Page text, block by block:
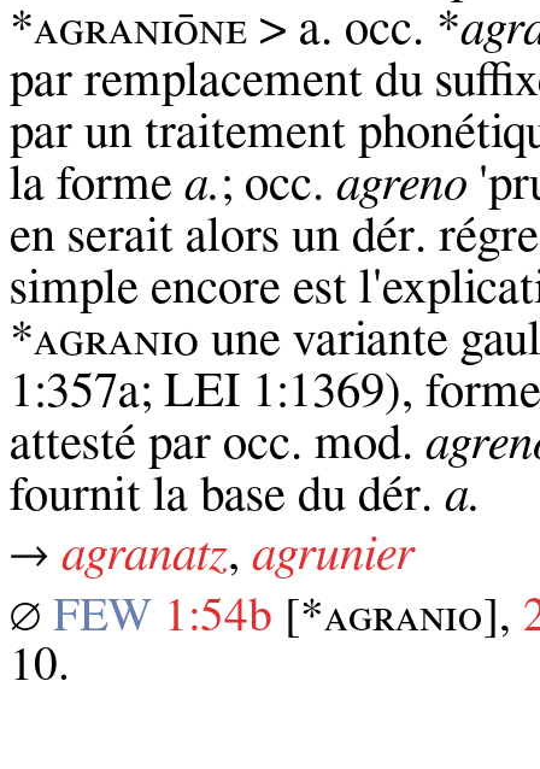
*ᴀɢʀᴀɴɪᴏ̄ɴᴇ > a. occ. *
par remplacement du
par un traitement
la forme a.; occ. agreno
en serait alors un dér.
simple encore est
*ᴀɢʀᴀɴɪᴏ une variante
1:357a; LEI 1:1369),
attesté par occ. mod.
fournit la base du dér. a.
→ agranatz, agrunier
∅ FEW 1:54b [*ᴀɢʀᴀɴɪᴏ],
10.